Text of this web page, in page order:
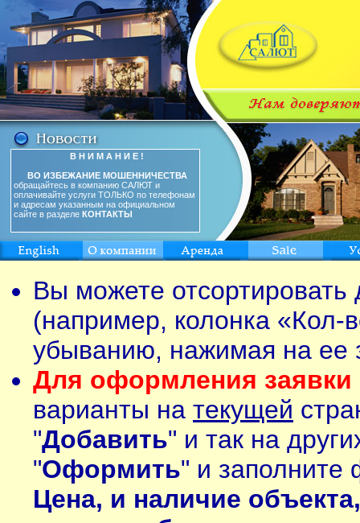
В Н И М А Н И Е !
ВО ИЗБЕЖАНИЕ МОШЕННИЧЕСТВА
обращайтесь в компанию САЛЮТ и
оплачивайте услуги ТОЛЬКО по телефонам
и адресам указанным на официальном
сайте в разделе КОНТАКТЫ
Вы можете
(например, колонка «Кол-
убыванию, нажимая на ее
Для оформления заявки
варианты на текущей
"Добавить" и так на
"Оформить" и заполните
Цена, и наличие